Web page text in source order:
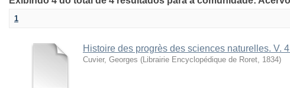
1
Histoire des progrès des sciences naturelles. V.
Cuvier, Georges (Librairie Encyclopédique de Roret, 1834)